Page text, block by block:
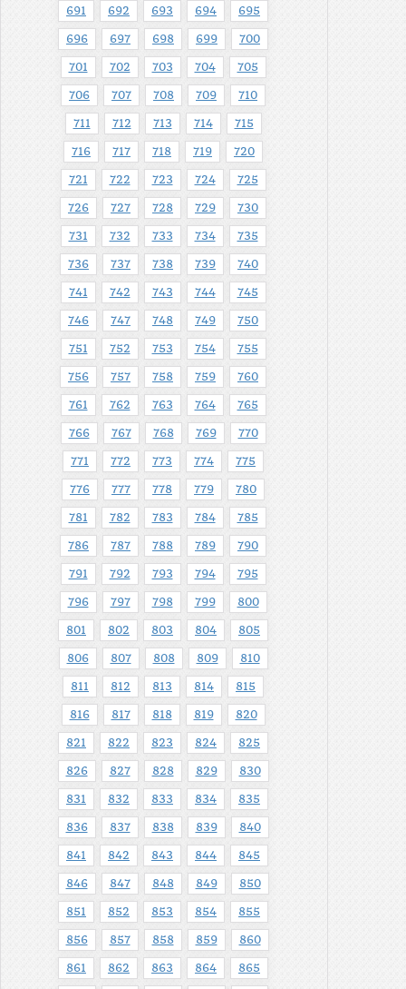
691 692 693 694 695
696 697 698 699 700
701 702 703 704 705
706 707 708 709 710
711 712 713 714 715
716 717 718 719 720
721 722 723 724 725
726 727 728 729 730
731 732 733 734 735
736 737 738 739 740
741 742 743 744 745
746 747 748 749 750
751 752 753 754 755
756 757 758 759 760
761 762 763 764 765
766 767 768 769 770
771 772 773 774 775
776 777 778 779 780
781 782 783 784 785
786 787 788 789 790
791 792 793 794 795
796 797 798 799 800
801 802 803 804 805
806 807 808 809 810
811 812 813 814 815
816 817 818 819 820
821 822 823 824 825
826 827 828 829 830
831 832 833 834 835
836 837 838 839 840
841 842 843 844 845
846 847 848 849 850
851 852 853 854 855
856 857 858 859 860
861 862 863 864 865